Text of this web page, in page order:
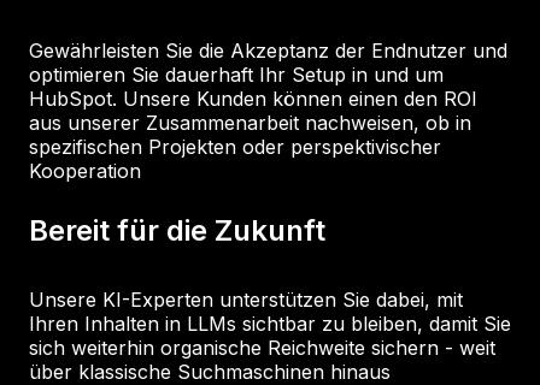
Gewährleisten Sie die Akzeptanz der Endnutzer und
optimieren Sie dauerhaft Ihr Setup in und um
HubSpot. Unsere Kunden können einen den ROI
aus unserer Zusammenarbeit nachweisen, ob in
spezifischen Projekten oder perspektivischer
Kooperation
Bereit für die Zukunft
Unsere KI-Experten unterstützen Sie dabei, mit
Ihren Inhalten in LLMs sichtbar zu bleiben, damit Sie
sich weiterhin organische Reichweite sichern - weit
über klassische Suchmaschinen hinaus